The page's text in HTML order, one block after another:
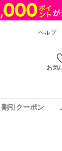
ヘルプ
お気
割引クーポン